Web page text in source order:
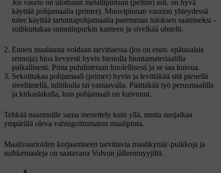
Jos vaurio on ulottunut metallipintaan (peltiin) asti, on hyvä
käyttää pohjamaalia (primer). Muovipinnan vaurion yhteydessä
tulee käyttää tartuntapohjamaalia paremman tuloksen saamiseksi -
suihkuttakaa sumutinpurkin kanteen ja sivelkää ohuelti.
Ennen maalausta voidaan tarvittaessa (jos on esim. epätasaisia
reunoja) hioa kevyesti hyvin hienolla hiontamateriaalilla
paikallisesti. Pinta puhdistetaan huolellisesti ja se saa kuivua.
Sekoittakaa pohjamaali (primer) hyvin ja levittäkää sitä pienellä
siveltimellä, tulitikulla tai vastaavalla. Päättäkää työ perusmaalilla
ja kirkaslakalla, kun pohjamaali on kuivunut.
Tehkää naarmuille sama menettely kuin yllä, mutta suojatkaa
ympärillä oleva vahingoittumaton maalipinta.
Maalivaurioiden korjaamiseen tarvittavia maalikyniä/-puikkoja ja
suihkemaaleja on saatavana Volvon jälleenmyyjiltä.